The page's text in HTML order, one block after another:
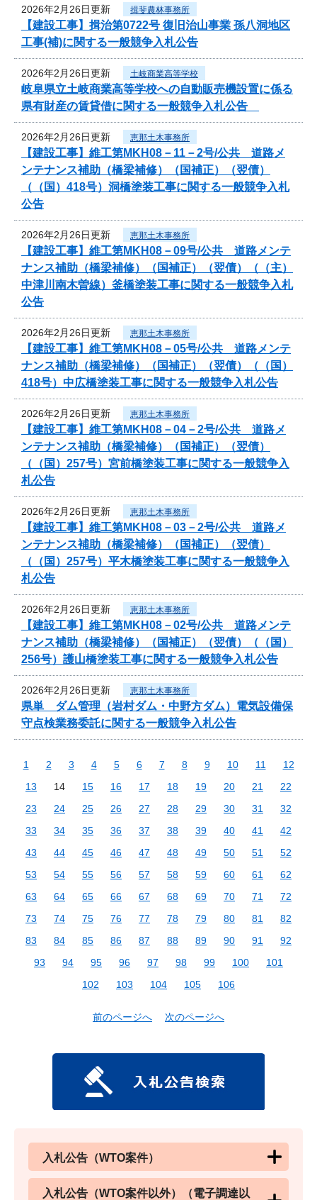
2026年2月26日更新 揖斐農林事務所
【建設工事】揖治第0722号 復旧治山事業 孫八洞地区
工事(補)に関する一般競争入札公告
2026年2月26日更新 土岐商業高等学校
岐阜県立土岐商業高等学校への自動販売機設置に係る
県有財産の賃貸借に関する一般競争入札公告
2026年2月26日更新 恵那土木事務所
【建設工事】維工第MKH08－11－2号/公共 道路メ
ンテナンス補助（橋梁補修）（国補正）（翌債）
（（国）418号）洞橋塗装工事に関する一般競争入札
公告
2026年2月26日更新 恵那土木事務所
【建設工事】維工第MKH08－09号/公共 道路メンテ
ナンス補助（橋梁補修）（国補正）（翌債）（（主）
中津川南木曽線）釜橋塗装工事に関する一般競争入札
公告
2026年2月26日更新 恵那土木事務所
【建設工事】維工第MKH08－05号/公共 道路メンテ
ナンス補助（橋梁補修）（国補正）（翌債）（（国）
418号）中広橋塗装工事に関する一般競争入札公告
2026年2月26日更新 恵那土木事務所
【建設工事】維工第MKH08－04－2号/公共 道路メ
ンテナンス補助（橋梁補修）（国補正）（翌債）
（（国）257号）宮前橋塗装工事に関する一般競争入
札公告
2026年2月26日更新 恵那土木事務所
【建設工事】維工第MKH08－03－2号/公共 道路メ
ンテナンス補助（橋梁補修）（国補正）（翌債）
（（国）257号）平木橋塗装工事に関する一般競争入
札公告
2026年2月26日更新 恵那土木事務所
【建設工事】維工第MKH08－02号/公共 道路メンテ
ナンス補助（橋梁補修）（国補正）（翌債）（（国）
256号）護山橋塗装工事に関する一般競争入札公告
2026年2月26日更新 恵那土木事務所
県単 ダム管理（岩村ダム・中野方ダム）電気設備保
守点検業務委託に関する一般競争入札公告
1 2 3 4 5 6 7 8 9 10 11
12
13
14 15 16 17 18 19 20 21
22
23
24 25 26 27 28 29 30 31
32
33
34 35 36 37 38 39 40 41
42
43
44 45 46 47 48 49 50 51
52
53
54 55 56 57 58 59 60 61
62
63
64 65 66 67 68 69 70 71
72
73
74 75 76 77 78 79 80 81
82
83
84 85 86 87 88 89 90 91
92
93
94 95 96 97 98 99 100
101
102
103 104 105 106
前のページへ 次のページへ
入札公告（WTO案件）
入札公告（WTO案件以外）（電子調達以